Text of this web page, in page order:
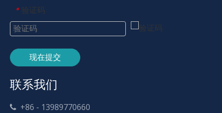
* 验证码
现在提交
联系我们
 +86 - 13989770660